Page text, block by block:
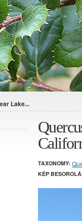
Lake...
TAXONOMY:
KÉP